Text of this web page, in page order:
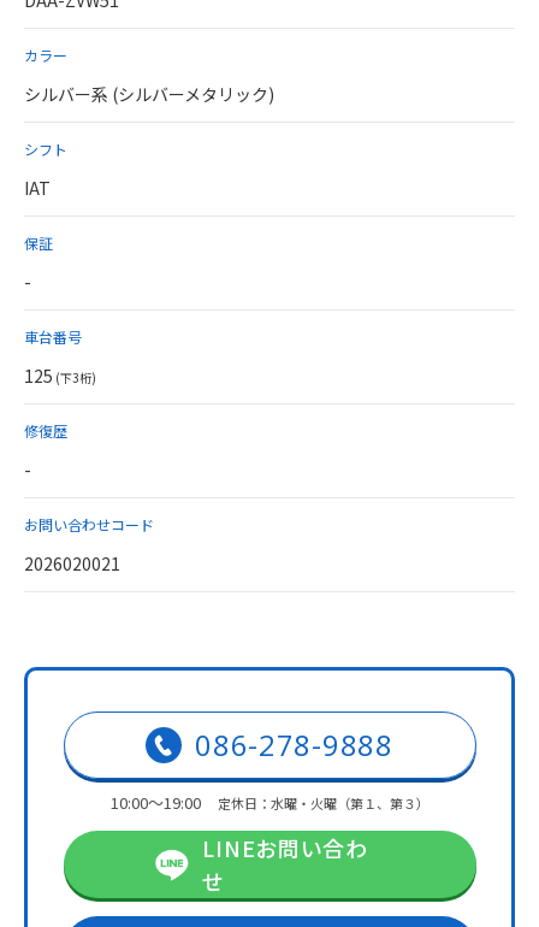
カラー
シルバー系 (シルバーメタリック)
シフト
IAT
保証
-
車台番号
125 (下3桁)
修復歴
-
お問い合わせコード
2026020021
086-278-9888
10:00～19:00 定休日：水曜・火曜（第１、第３）
LINEお問い合わ
せ